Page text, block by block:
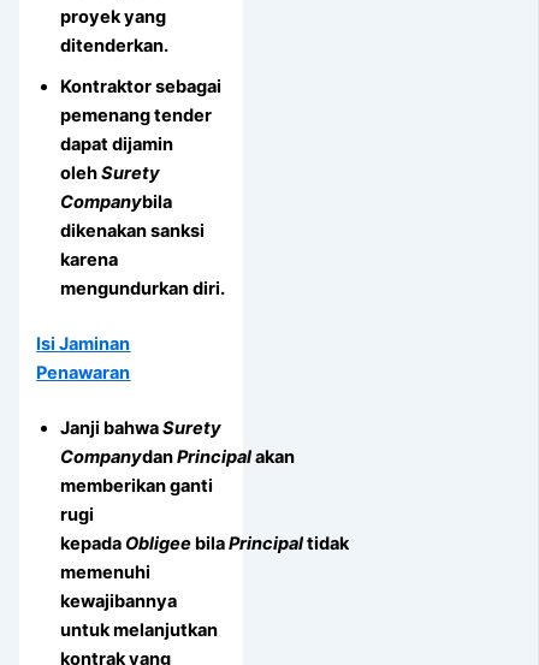
proyek yang
ditenderkan.
Kontraktor sebagai
pemenang tender
dapat dijamin
olehSurety
Companybila
dikenakan sanksi
karena
mengundurkan diri.
Isi Jaminan
Penawaran
Janji bahwaSurety
CompanydanPrincipalakan
memberikan ganti
rugi
kepada Obligee bilaPrincipaltidak
memenuhi
kewajibannya
untuk melanjutkan
kontrak yang